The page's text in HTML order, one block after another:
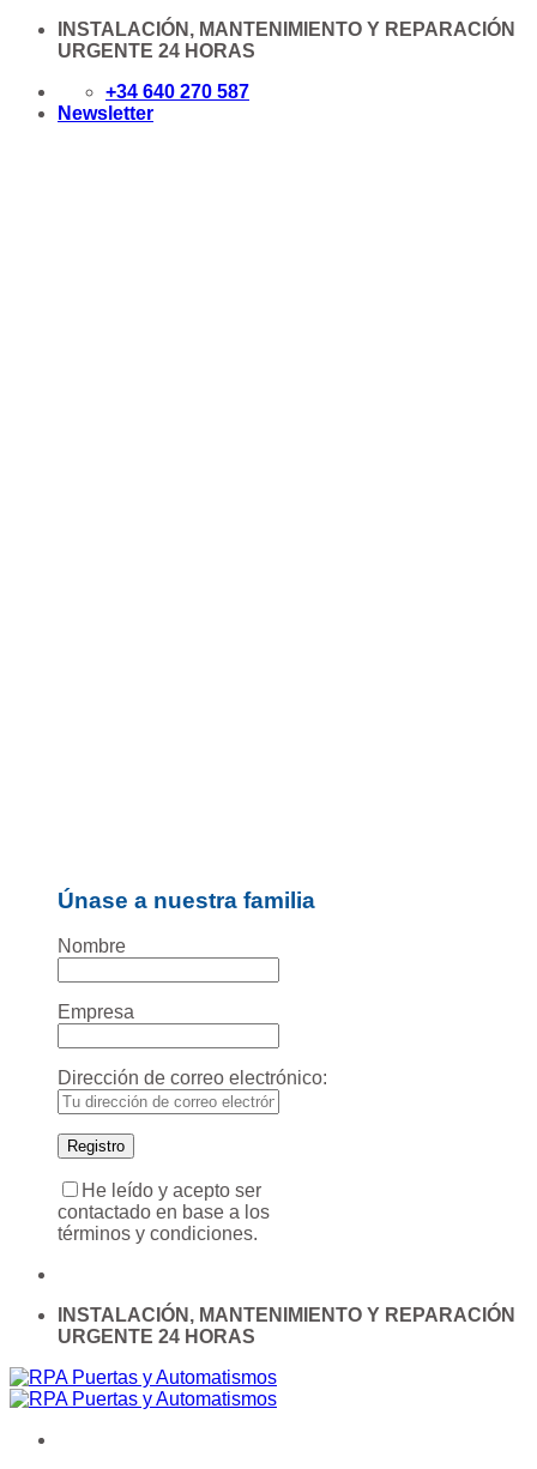
Saltar
INSTALACIÓN, MANTENIMIENTO Y REPARACIÓN
URGENTE 24 HORAS
+34 640 270 587
Newsletter
Únase a nuestra familia
Nombre
Empresa
Dirección de correo electrónico:
He leído y acepto ser
contactado en base a los
términos y condiciones.
INSTALACIÓN, MANTENIMIENTO Y REPARACIÓN
URGENTE 24 HORAS